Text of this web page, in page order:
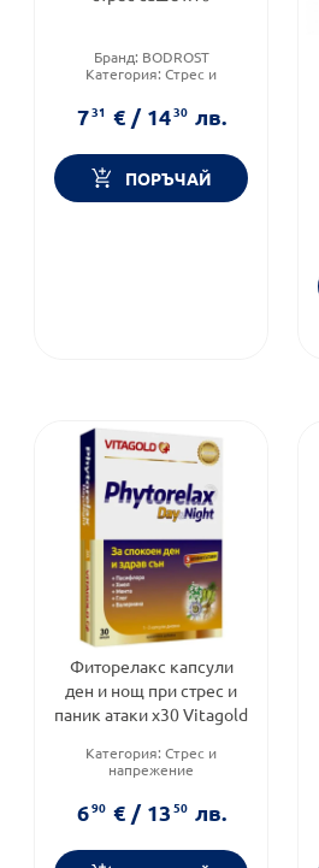
Бранд: BODROST
Категория:Стрес и
Brand:BODROST
731 € / 1430 лв.
ПОРЪЧАЙ
Фиторелакс капсули
ден и нощ при стрес и
паник атаки х30 Vitagold
Категория:Стрес и
напрежение
Форма на продукта:
690 € / 1350 лв.